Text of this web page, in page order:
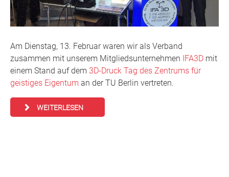
Am Dienstag, 13. Februar waren wir als Verband
zusammen mit unserem Mitgliedsunternehmen IFA3D mit
einem Stand auf dem 3D-Druck Tag des Zentrums für
geistiges Eigentum an der TU Berlin vertreten.
WEITERLESEN